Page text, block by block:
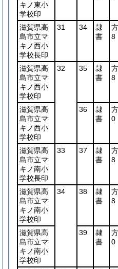
キノ東小
学校印
滋賀県高
島市立マ
キノ西小
学校長印
31 34
隷
書
8
滋賀県高
島市立マ
キノ西小
学校印
32 35
隷
書
8
滋賀県高
島市立マ
キノ西小
学校印
36
隷
書
0
滋賀県高
島市立マ
キノ南小
学校長印
33 37
隷
書
8
滋賀県高
島市立マ
キノ南小
学校印
34 38
隷
書
8
滋賀県高
島市立マ
キノ南小
学校印
39
隷
書
0